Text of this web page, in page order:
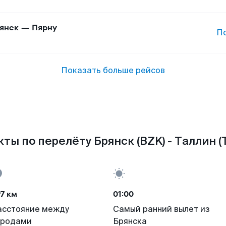
— Пярну
Показать больше рейсов
по перелёту Брянск (BZK) - Таллин
км
между
01:00
Самый ранний вылет из
Брянска